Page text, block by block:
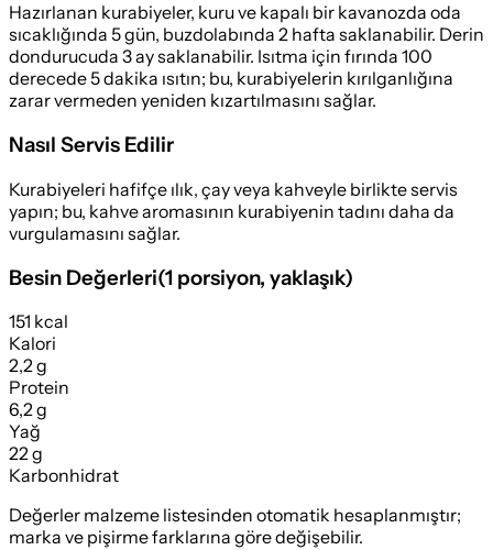
Hazırlanan kurabiyeler, kuru ve kapalı bir kavanozda oda
sıcaklığında 5 gün, buzdolabında 2 hafta saklanabilir. Derin
dondurucuda 3 ay saklanabilir. Isıtma için fırında 100
derecede 5 dakika ısıtın; bu, kurabiyelerin kırılganlığına
zarar vermeden yeniden kızartılmasını sağlar.
Nasıl Servis Edilir
Kurabiyeleri hafifçe ılık, çay veya kahveyle birlikte servis
yapın; bu, kahve aromasının kurabiyenin tadını daha da
vurgulamasını sağlar.
Besin Değerleri(1 porsiyon, yaklaşık)
151 kcal
Kalori
2,2 g
Protein
6,2 g
Yağ
22 g
Karbonhidrat
Değerler malzeme listesinden otomatik hesaplanmıştır;
marka ve pişirme farklarına göre değişebilir.